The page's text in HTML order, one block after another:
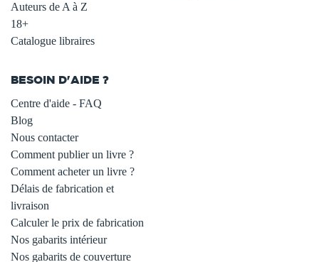
Auteurs de A à Z
18+
Catalogue libraires
BESOIN D'AIDE ?
Centre d'aide - FAQ
Blog
Nous contacter
Comment publier un livre ?
Comment acheter un livre ?
Délais de fabrication et
livraison
Calculer le prix de fabrication
Nos gabarits intérieur
Nos gabarits de couverture